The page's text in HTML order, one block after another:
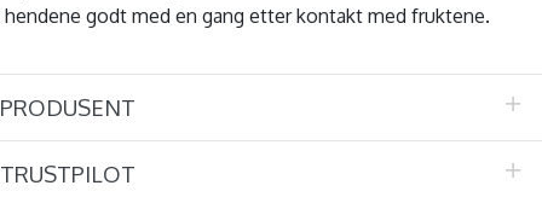
hendene godt med en gang etter kontakt med fruktene.
PRODUSENT
TRUSTPILOT